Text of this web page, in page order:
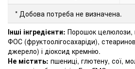
* Добова потреба не визначена.
Інші інгредієнти: Порошок целюлози,
ФОС (фруктоолігосахаріди),
джерело) і діоксид кремнію.
Не містить: пшениці, глютену, сої,